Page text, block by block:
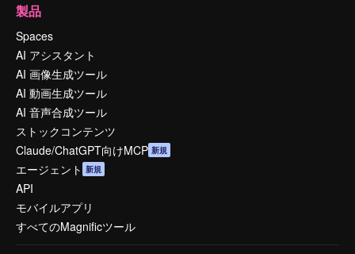
製品
Spaces
AI アシスタント
AI 画像生成ツール
AI 動画生成ツール
AI 音声合成ツール
ストックコンテンツ
Claude/ChatGPT向けMCP 新規
エージェント 新規
API
モバイルアプリ
すべてのMagnificツール